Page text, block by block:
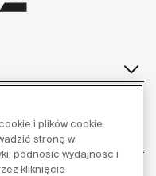
i plików cookie
stronę w
podnosić wydajność i
kliknięcie